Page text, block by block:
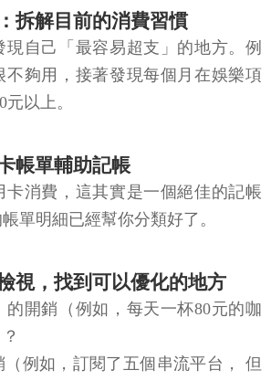
拆解目前的消費習慣
自己「最容易超支」的地方。例
不夠用，接著發現每個月在娛樂項
以上。
帳單輔助記帳
卡消費，這其實是一個絕佳的記帳
單明細已經幫你分類好了。
視，找到可以優化的地方
的開銷（例如，每天一杯80元的咖
例如，訂閱了五個串流平台， 但